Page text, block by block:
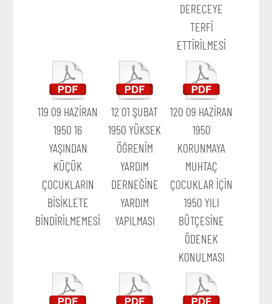
DERECEYE
TERFİ
ETTİRİLMESİ
119 09 HAZİRAN
1950 16
YAŞINDAN
KÜÇÜK
ÇOCUKLARIN
BİSİKLETE
BİNDİRİLMEMESİ
12 01 ŞUBAT
1950 YÜKSEK
ÖĞRENİM
YARDIM
DERNEĞİNE
YARDIM
YAPILMASI
120 09 HAZİRAN
1950
KORUNMAYA
MUHTAÇ
ÇOCUKLAR İÇİN
1950 YILI
BÜTÇESİNE
ÖDENEK
KONULMASI